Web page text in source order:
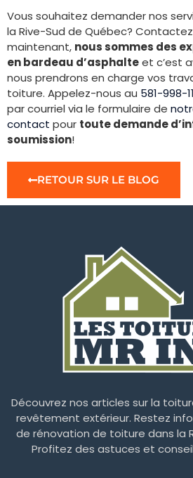
Vous souhaitez demander nos
la Rive-Sud de Québec?
maintenant, nous sommes des
en bardeau d’asphalteet c’est
nous prendrons en charge vos
toiture. Appelez-nous au 581-998-
par courriel via le formulaire de
contact pour toute demande
soumission!
RETOUR SUR LE BLOG
Découvrez nos articles sur la
revêtement extérieur. Restez
de rénovation de toiture dans la
Profitez des astuces et